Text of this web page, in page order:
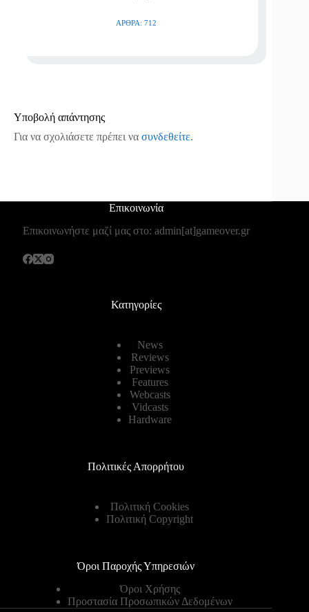
ΆΡΘΡΑ: 712
Υποβολή απάντησης
Για να σχολιάσετε πρέπει να συνδεθείτε.
Επικοινωνία
Επικοινωνήστε μαζί μας στο: admin[at]gameover.gr
Κατηγορίες
News
Reviews
Previews
Features
Webcasts
Vidcasts
Hardware
Πολιτικές Απορρήτου
Πολιτική Cookies
Πολιτική Copyright
Όροι Παροχής Υπηρεσιών
Όροι Χρήσης
Προστασία Προσωπικών Δεδομένων